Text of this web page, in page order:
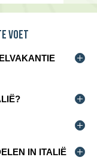
voet
heerlijke keuken
ruige
bijzondere
Napels
IN ITALIË